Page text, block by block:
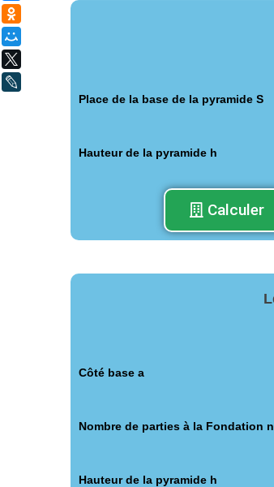
Place de la base de la pyramide S
Hauteur de la pyramide h
Calculer
Côté base a
Nombre de parties à la Fondation n
Hauteur de la pyramide h